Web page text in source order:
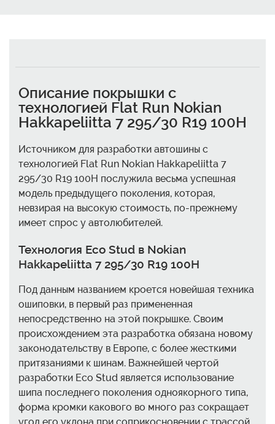
Описание покрышки с
технологией Flat Run Nokian
Hakkapeliitta 7 295/30 R19 100H
Источником для разработки автошины с
технологией Flat Run Nokian Hakkapeliitta 7
295/30 R19 100H послужила весьма успешная
модель предыдущего поколения, которая,
невзирая на высокую стоимость, по-прежнему
имеет спрос у автолюбителей.
Технология Eco Stud в Nokian
Hakkapeliitta 7 295/30 R19 100H
Под данным названием кроется новейшая техника
ошиповки, в первый раз примененная
непосредственно на этой покрышке. Своим
происхождением эта разработка обязана новому
законодательству в Европе, с более жесткими
притязаниями к шинам. Важнейшей чертой
разработки Eco Stud является использование
шипа последнего поколения одноякорного типа,
форма кромки какового во много раз сокращает